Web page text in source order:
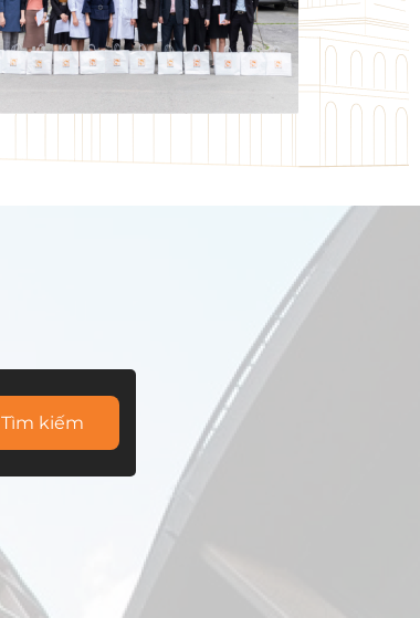
Tìm kiếm